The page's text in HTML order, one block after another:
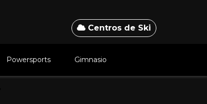
Centros de Ski
Powersports Gimnasio